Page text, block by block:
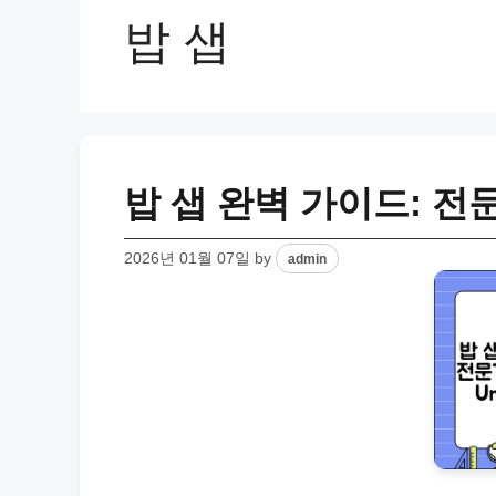
밥 샙
밥 샙 완벽 가이드: 전
2026년 01월 07일 by admin